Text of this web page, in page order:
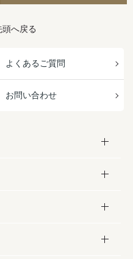
へ戻る
よくあるご質問
お問い合わせ